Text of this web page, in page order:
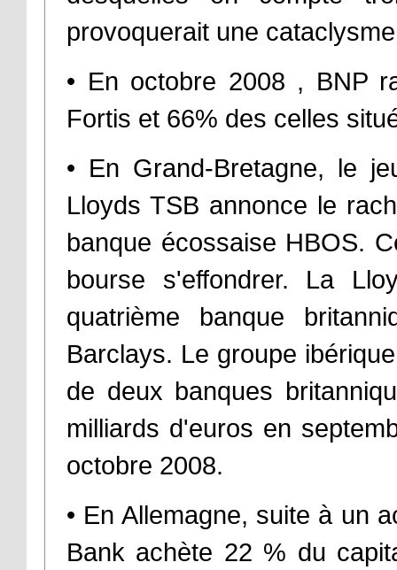
provoquerait une
• En octobre 2008 , BNP
Fortis et 66% des celles
• En Grand-Bretagne, le
Lloyds TSB annonce le
banque écossaise HBOS.
bourse s'effondrer. La
quatrième banque
Barclays. Le groupe
de deux banques
milliards d'euros en
octobre 2008.
• En Allemagne, suite à un
Bank achète 22 % du